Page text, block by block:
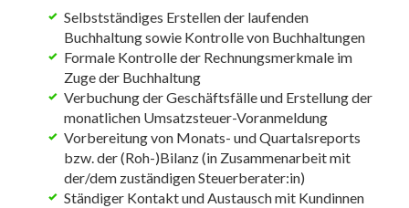
Selbstständiges Erstellen der laufenden
Buchhaltung sowie Kontrolle von Buchhaltungen
Formale Kontrolle der Rechnungsmerkmale im
Zuge der Buchhaltung
Verbuchung der Geschäftsfälle und Erstellung der
monatlichen Umsatzsteuer-Voranmeldung
Vorbereitung von Monats- und Quartalsreports
bzw. der (Roh-)Bilanz (in Zusammenarbeit mit
der/dem zuständigen Steuerberater:in)
Ständiger Kontakt und Austausch mit Kundinnen